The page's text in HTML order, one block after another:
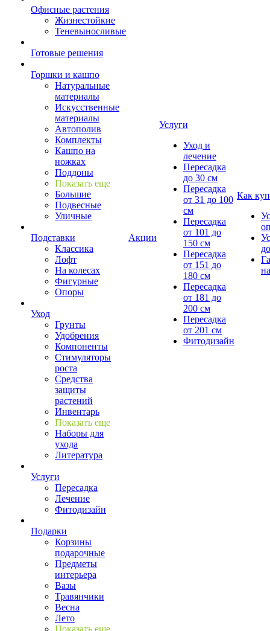
Офисные растения
Жизнестойкие
Теневыносливые
Готовые решения
Горшки и кашпо
Натуральные
материалы
Искусственные
материалы
Автополив
Комплекты
Кашпо на
ножках
Поддоны
Показать еще
Большие
Подвесные
Уличные
Подставки
Классика
Лофт
На колесах
Фигурные
Опоры
Уход
Грунты
Удобрения
Компоненты
Стимуляторы
роста
Средства
защиты
растений
Инвентарь
Показать еще
Наборы для
ухода
Литература
Услуги
Пересадка
Лечение
Фитодизайн
Подарки
Корзины
подарочные
Предметы
интерьера
Вазы
Травянчики
Весна
Лето
Акции
Услуги
Уход и
лечение
Пересадка
до 30 см
Пересадка
от 31 до 100
см
Пересадка
от 101 до
150 см
Пересадка
от 151 до
180 см
Пересадка
от 181 до
200 см
Пересадка
от 201 см
Фитодизайн
Как